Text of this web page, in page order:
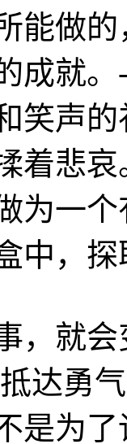
能做
成就。
笑声
着悲
为一
中，
，就
达勇
是为